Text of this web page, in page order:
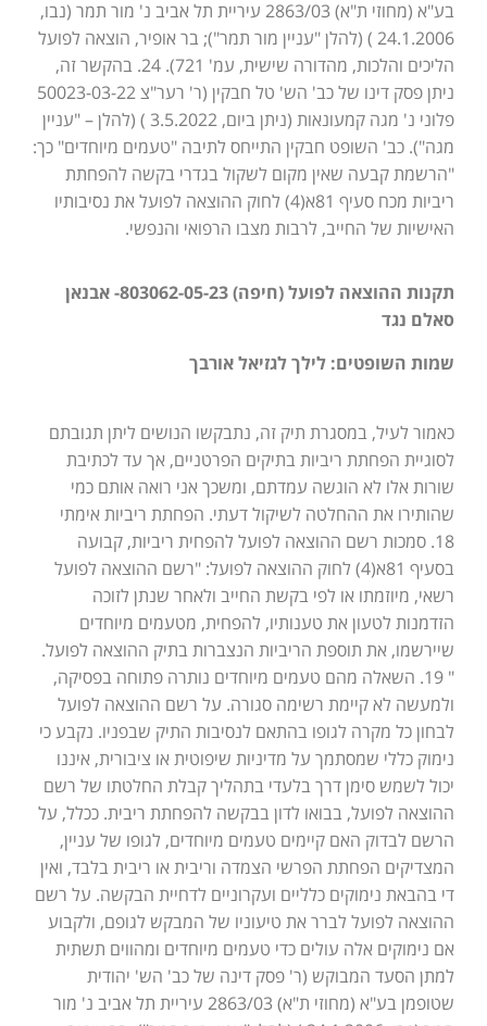
בע"א (מחוזי ת"א) 2863/03 עיריית תל אביב נ' מור תמר (נבו,
24.1.2006 ) (להלן "עניין מור תמר"); בר אופיר, הוצאה לפועל
הליכים והלכות, מהדורה שישית, עמ' 721). 24. בהקשר זה,
ניתן פסק דינו של כב' הש' טל חבקין (ר' רער"צ 50023-03-22
פלוני נ' מגה קמעונאות (ניתן ביום, 3.5.2022 ) (להלן – "עניין
מגה"). כב' השופט חבקין התייחס לתיבה "טעמים מיוחדים" כך:
"הרשמת קבעה שאין מקום לשקול בגדרי בקשה להפחתת
ריביות מכח סעיף 81א(4) לחוק ההוצאה לפועל את נסיבותיו
האישיות של החייב, לרבות מצבו הרפואי והנפשי.
תקנות ההוצאה לפועל (חיפה) 803062-05-23- אבנאן
סאלם נגד
שמות השופטים: לילך לגזיאל אורבך
כאמור לעיל, במסגרת תיק זה, נתבקשו הנושים ליתן תגובתם
לסוגיית הפחתת ריביות בתיקים הפרטניים, אך עד לכתיבת
שורות אלו לא הוגשה עמדתם, ומשכך אני רואה אותם כמי
שהותירו את ההחלטה לשיקול דעתי. הפחתת ריביות אימתי
18. סמכות רשם ההוצאה לפועל להפחית ריביות, קבועה
בסעיף 81א(4) לחוק ההוצאה לפועל: "רשם ההוצאה לפועל
רשאי, מיוזמתו או לפי בקשת החייב ולאחר שנתן לזוכה
הזדמנות לטעון את טענותיו, להפחית, מטעמים מיוחדים
שיירשמו, את תוספת הריביות הנצברות בתיק ההוצאה לפועל.
" 19. השאלה מהם טעמים מיוחדים נותרה פתוחה בפסיקה,
ולמעשה לא קיימת רשימה סגורה. על רשם ההוצאה לפועל
לבחון כל מקרה לגופו בהתאם לנסיבות התיק שבפניו. נקבע כי
נימוק כללי שמסתמך על מדיניות שיפוטית או ציבורית, איננו
יכול לשמש סימן דרך בלעדי בתהליך קבלת החלטתו של רשם
ההוצאה לפועל, בבואו לדון בבקשה להפחתת ריבית. ככלל, על
הרשם לבדוק האם קיימים טעמים מיוחדים, לגופו של עניין,
המצדיקים הפחתת הפרשי הצמדה וריבית או ריבית בלבד, ואין
די בהבאת נימוקים כלליים ועקרוניים לדחיית הבקשה. על רשם
ההוצאה לפועל לברר את טיעוניו של המבקש לגופם, ולקבוע
אם נימוקים אלה עולים כדי טעמים מיוחדים ומהווים תשתית
למתן הסעד המבוקש (ר' פסק דינה של כב' הש' יהודית
שטופמן בע"א (מחוזי ת"א) 2863/03 עיריית תל אביב נ' מור